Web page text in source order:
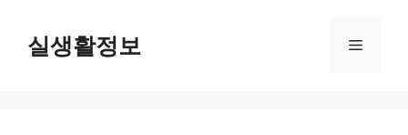
실생활정보 메